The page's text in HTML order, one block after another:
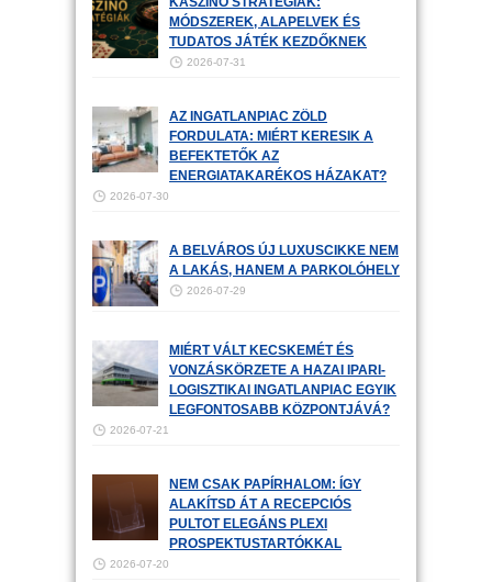
MÓDSZEREK, ALAPELVEK ÉS
TUDATOS JÁTÉK KEZDŐKNEK
2026-07-31
AZ INGATLANPIAC ZÖLD
FORDULATA: MIÉRT KERESIK A
BEFEKTETŐK AZ
ENERGIATAKARÉKOS HÁZAKAT?
2026-07-30
A BELVÁROS ÚJ LUXUSCIKKE NEM
A LAKÁS, HANEM A PARKOLÓHELY
2026-07-29
MIÉRT VÁLT KECSKEMÉT ÉS
VONZÁSKÖRZETE A HAZAI IPARI-
LOGISZTIKAI INGATLANPIAC EGYIK
LEGFONTOSABB KÖZPONTJÁVÁ?
2026-07-21
NEM CSAK PAPÍRHALOM: ÍGY
ALAKÍTSD ÁT A RECEPCIÓS
PULTOT ELEGÁNS PLEXI
PROSPEKTUSTARTÓKKAL
2026-07-20